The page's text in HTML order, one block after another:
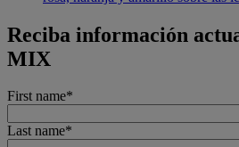
Reciba información
MIX
First name*
Last name*